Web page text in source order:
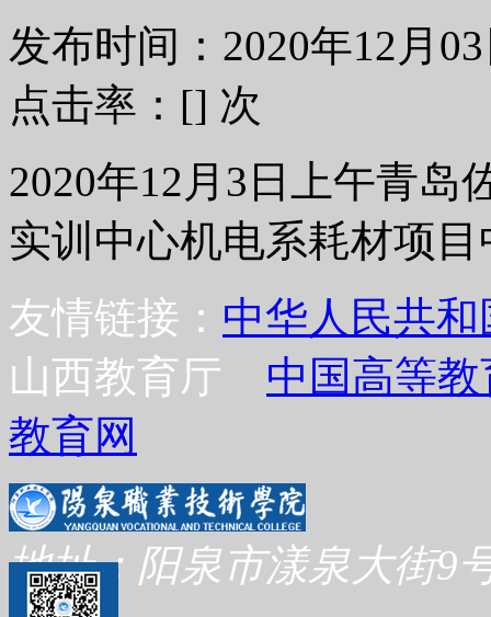
发布时间：2020年12月
点击率：[] 次
2020年12月3日上午青岛
实训中心机电系耗材项
友情链接： 中华人民共
山西教育厅 中国高等
教育网
地址：阳泉市漾泉大街